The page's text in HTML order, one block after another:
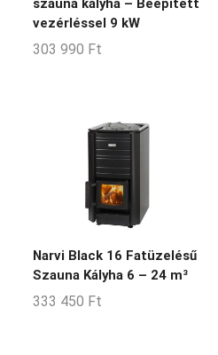
szauna kályha – Beépített
vezérléssel 9 kW
303 990 Ft
Narvi Black 16 Fatüzelésű
Szauna Kályha 6 – 24 m³
333 450 Ft